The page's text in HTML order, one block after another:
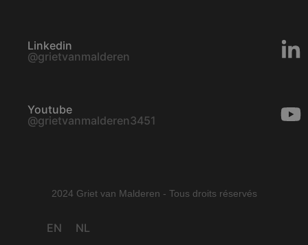
Linkedin
@grietvanmalderen
Youtube
@grietvanmalderen3451
2024 Griet van Malderen - Tous droits réservés
EN NL